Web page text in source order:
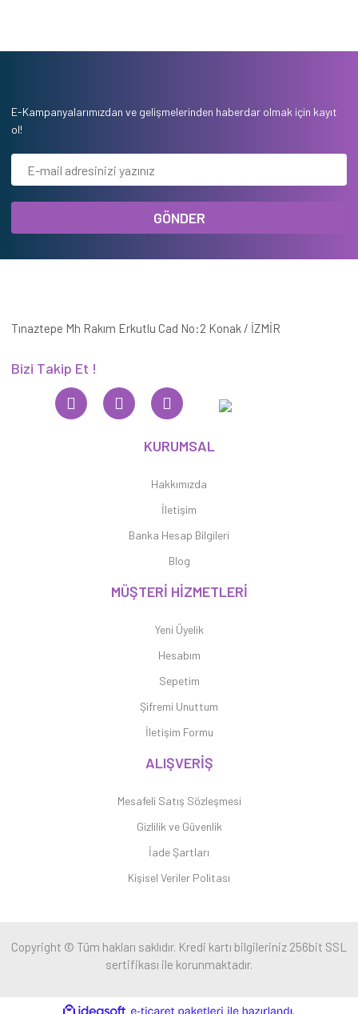
E-Kampanyalarımızdan ve gelişmelerinden haberdar olmak için kayıt
ol!
GÖNDER
Tınaztepe Mh Rakım Erkutlu Cad No:2 Konak / İZMİR
Bizi Takip Et !
KURUMSAL
Hakkımızda
İletişim
Banka Hesap Bilgileri
Blog
MÜŞTERİ HİZMETLERİ
Yeni Üyelik
Hesabım
Sepetim
Şifremi Unuttum
İletişim Formu
ALIŞVERİŞ
Mesafeli Satış Sözleşmesi
Gizlilik ve Güvenlik
İade Şartları
Kişisel Veriler Politası
Copyright © Tüm hakları saklıdır. Kredi kartı bilgileriniz 256bit SSL
sertifikası ile korunmaktadır.
ideasoft e-